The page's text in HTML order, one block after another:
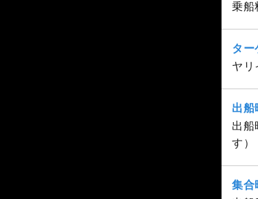
乗船
ター
ヤリ
出船
出船
す）
集合